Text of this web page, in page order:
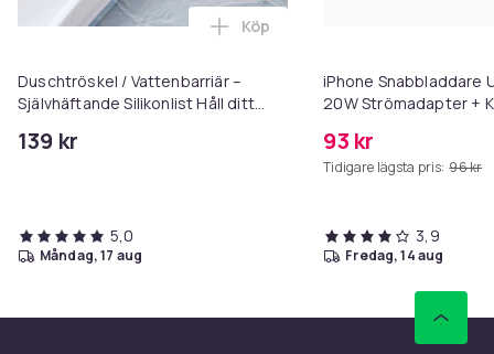
Duschtröskel / Vattenbarriär –
Självhäftande Silikonlist Håll ditt
139 kr
Lägg till Duschtröskel /
Köp
5,0
måndag, 17 aug
iPhone Snabbladdare
20W Strömadapter +
93 kr
Tidigare lägsta pris: 96 kr
3,9
fredag, 14 aug